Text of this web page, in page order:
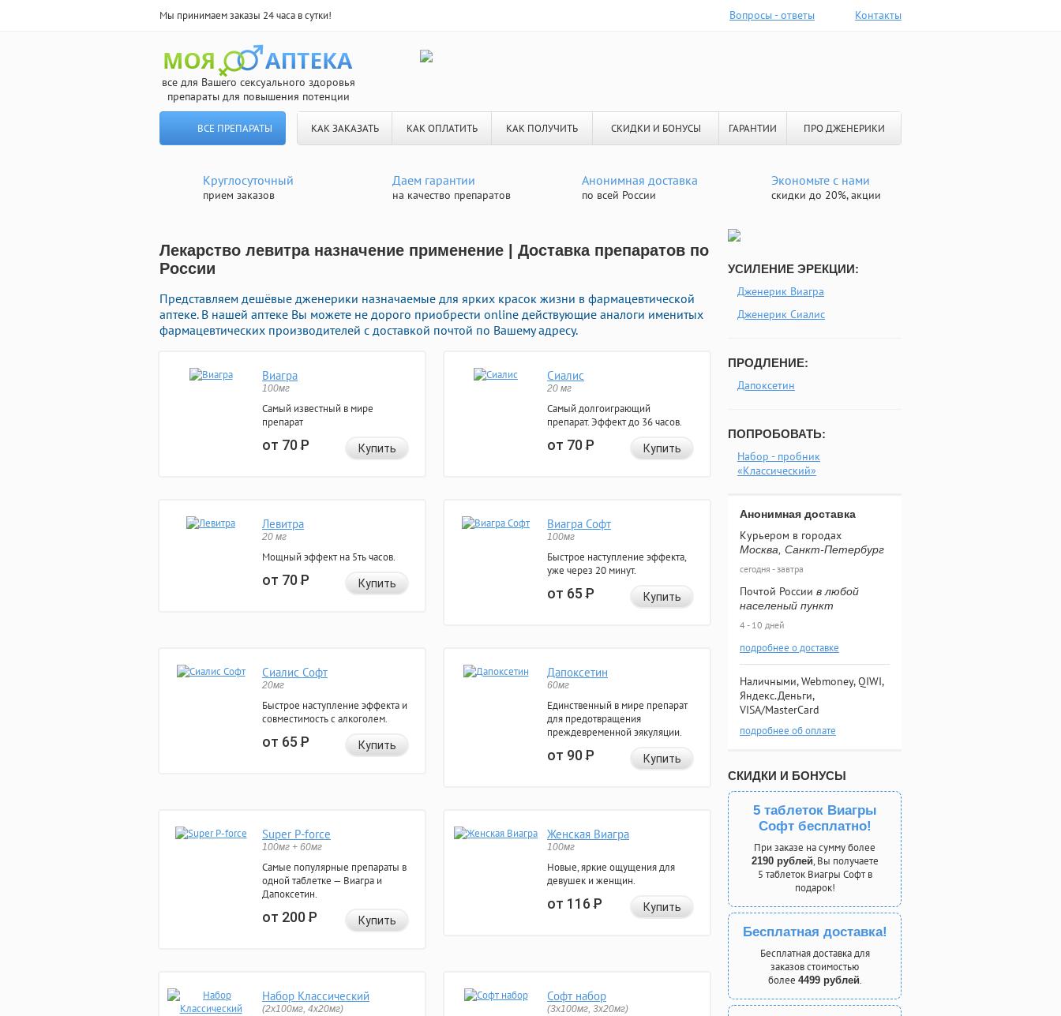
Мы принимаем заказы 24 часа в сутки! Вопросы - ответы Контакты
все для Вашего сексуального здоровья
препараты для повышения потенции
ВСЕ ПРЕПАРАТЫ КАК ЗАКАЗАТЬ КАК ОПЛАТИТЬ КАК ПОЛУЧИТЬ СКИДКИ И БОНУСЫ ГАРАНТИИ ПРО ДЖЕНЕРИКИ
Круглосуточный
прием заказов
Даем гарантии
на качество препаратов
Анонимная доставка
по всей России
Экономьте с нами
скидки до 20%, акции
Лекарство левитра назначение применение | Доставка препаратов по
России
Представляем дешёвые дженерики назначаемые для ярких красок жизни в фармацевтической
аптеке. В нашей аптеке Вы можете не дорого приобрести online действующие аналоги именитых
фармацевтических производителей с доставкой почтой по Вашему адресу.
Виагра
100мг
Самый известный в мире
препарат
от 70Р Купить
Сиалис
20 мг
Самый долгоиграющий
препарат. Эффект до 36 часов.
от 70Р Купить
Левитра
20 мг
Мощный эффект на 5ть часов.
от 70Р Купить
Виагра Софт
100мг
Быстрое наступление эффекта,
уже через 20 минут.
от 65Р Купить
Сиалис Софт
20мг
Быстрое наступление эффекта и
совместимость с алкоголем.
от 65Р Купить
Дапоксетин
60мг
Единственный в мире препарат
для предотвращения
преждевременной эякуляции.
от 90Р Купить
Super P-force
100мг + 60мг
Самые популярные препараты в
одной таблетке — Виагра и
Дапоксетин.
от 200Р Купить
Женская Виагра
100мг
Новые, яркие ощущения для
девушек и женщин.
от 116Р Купить
Набор Классический
(2x100мг, 4x20мг)
Софт набор
(3x100мг, 3x20мг)
УСИЛЕНИЕ ЭРЕКЦИИ:
Дженерик Виагра
Дженерик Сиалис
ПРОДЛЕНИЕ:
Дапоксетин
ПОПРОБОВАТЬ:
Набор - пробник
«Классический»
Анонимная доставка
Курьером в городах
Москва, Санкт-Петербург
сегодня - завтра
Почтой России в любой
населеный пункт
4 - 10 дней
подробнее о доставке
Наличными, Webmoney, QIWI,
Яндекс.Деньги,
VISA/MasterCard
подробнее об оплате
СКИДКИ И БОНУСЫ
5 таблеток Виагры
Софт бесплатно!
При заказе на сумму более
2190 рублей, Вы получаете
5 таблеток Виагры Софт в
подарок!
Бесплатная доставка!
Бесплатная доставка для
заказов стоимостью
более 4499 рублей.